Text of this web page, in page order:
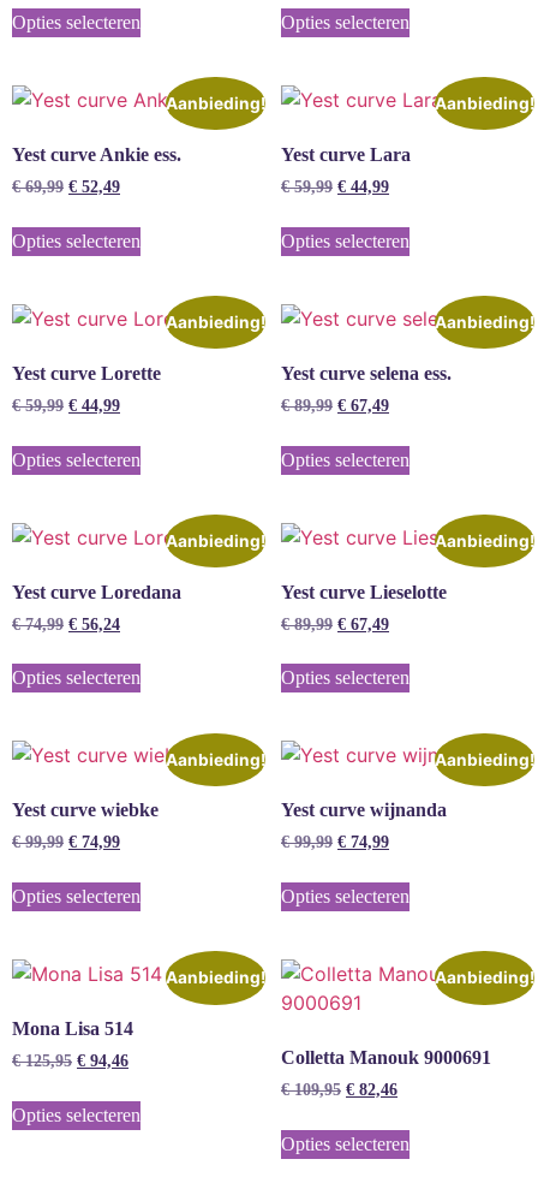
Opties selecteren Opties selecteren
Aanbieding!
Yest curve Ankie ess.
€69,99 € 52,49
Opties selecteren
Aanbieding!
Yest curve Lara
€59,99 € 44,99
Opties selecteren
Aanbieding!
Yest curve Lorette
€59,99 € 44,99
Opties selecteren
Aanbieding!
Yest curve selena ess.
€89,99 € 67,49
Opties selecteren
Aanbieding!
Yest curve Loredana
€74,99 € 56,24
Opties selecteren
Aanbieding!
Yest curve Lieselotte
€89,99 € 67,49
Opties selecteren
Aanbieding!
Yest curve wiebke
€99,99 € 74,99
Opties selecteren
Aanbieding!
Yest curve wijnanda
€99,99 € 74,99
Opties selecteren
Aanbieding!
Mona Lisa 514
€125,95 € 94,46
Opties selecteren
Aanbieding!
Colletta Manouk 9000691
€109,95 € 82,46
Opties selecteren